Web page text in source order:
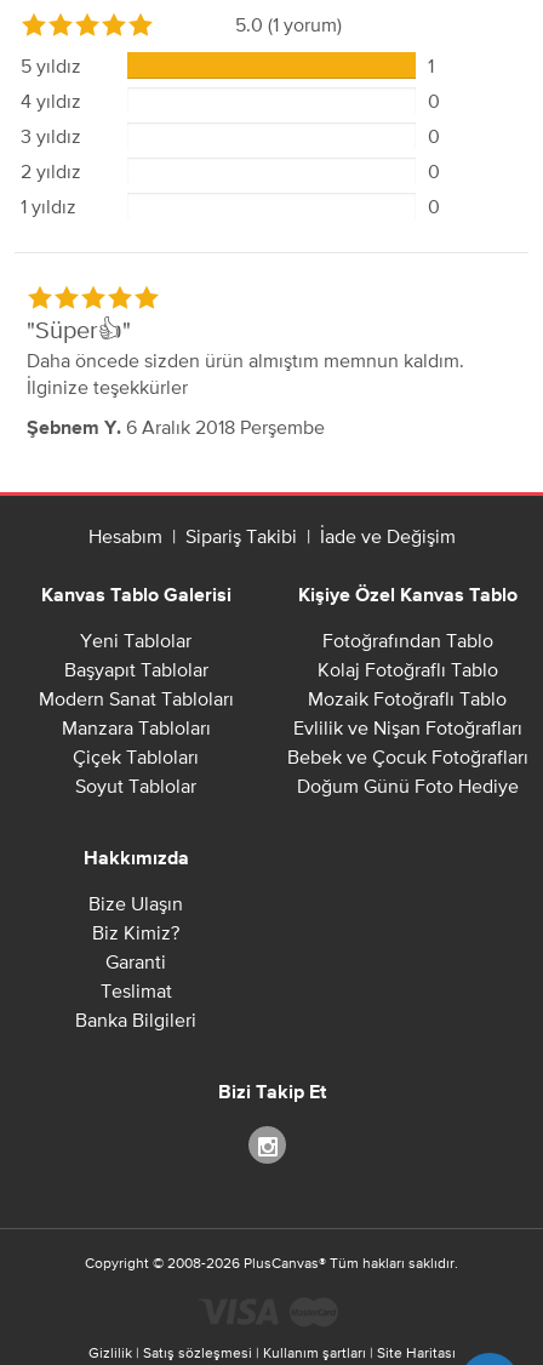
5.0 (1 yorum)
5 yıldız
1
4 yıldız
0
3 yıldız
0
2 yıldız
0
1 yıldız
0
Süper👍
Daha öncede sizden ürün almıştım memnun kaldım.
İlginize teşekkürler
Şebnem Y. 6 Aralık 2018 Perşembe
Hesabım | Sipariş Takibi | İade ve Değişim
Kanvas Tablo Galerisi
Yeni Tablolar
Başyapıt Tablolar
Modern Sanat Tabloları
Manzara Tabloları
Çiçek Tabloları
Soyut Tablolar
Kişiye Özel Kanvas Tablo
Fotoğrafından Tablo
Kolaj Fotoğraflı Tablo
Mozaik Fotoğraflı Tablo
Evlilik ve Nişan Fotoğrafları
Bebek ve Çocuk Fotoğrafları
Doğum Günü Foto Hediye
Hakkımızda
Bize Ulaşın
Biz Kimiz?
Garanti
Teslimat
Banka Bilgileri
Bizi Takip Et
Copyright © 2008-2026 PlusCanvas® Tüm hakları saklıdır.
Gizlilik| Satış sözleşmesi | Kullanım şartları | Site Haritası